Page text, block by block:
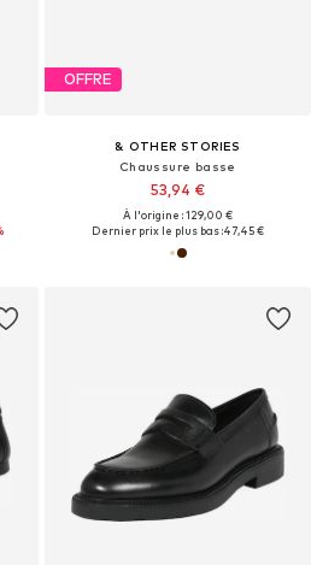
OFFRE
& OTHER STORIES
Chaussure basse
53,94 €
À l'origine : 129,00 €
Dernier prix le plus bas :47,45 €